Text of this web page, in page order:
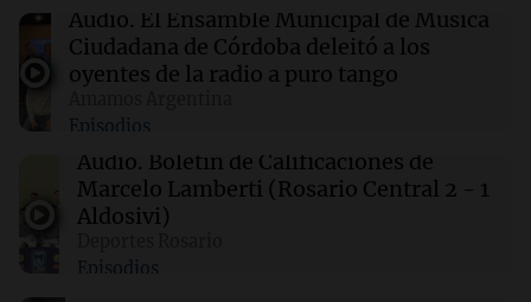
01:31 Ciencia
Descubren vida inesperada en el cuerpo de
Ötzi, el hombre de hielo de 5.300 años
00:55 Mundo
China se prepara para el tifón Dolphin; cierran
escuelas y actividades turísticas en varias
provincias
00:32 Clima
Audio. El Ensamble Municipal de Música
Ciudadana de Córdoba deleitó a los
oyentes de la radio a puro tango
Episodios
Audio. Boletín de Calificaciones de
Marcelo Lamberti (Rosario Central 2 - 1
Aldosivi)
Episodios